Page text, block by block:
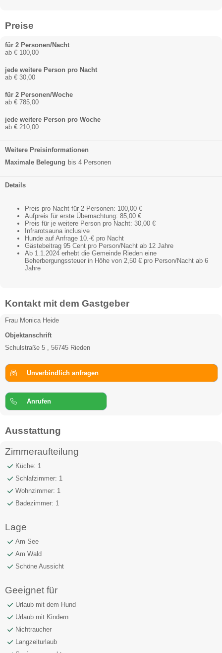
Preise
für 2 Personen/Nacht
ab € 100,00
jede weitere Person pro Nacht
ab € 30,00
für 2 Personen/Woche
ab € 785,00
jede weitere Person pro Woche
ab € 210,00
Weitere Preisinformationen
Maximale Belegung bis 4 Personen
Details
Preis pro Nacht für 2 Personen: 100,00 €
Aufpreis für erste Übernachtung: 85,00 €
Preis für je weitere Person pro Nacht: 30,00 €
Infrarotsauna inclusive
Hunde auf Anfrage 10.-€ pro Nacht
Gästebeitrag 95 Cent pro Person/Nacht ab 12 Jahre
Ab 1.1.2024 erhebt die Gemeinde Rieden eine
Beherbergungssteuer in Höhe von 2,50 € pro Person/Nacht ab 6
Jahre
Kontakt mit dem Gastgeber
Frau Monica Heide
Objektanschrift
Schulstraße 5 , 56745 Rieden
Unverbindlich anfragen
Anrufen
Ausstattung
Zimmeraufteilung
Küche: 1
Schlafzimmer: 1
Wohnzimmer: 1
Badezimmer: 1
Lage
Am See
Am Wald
Schöne Aussicht
Geeignet für
Urlaub mit dem Hund
Urlaub mit Kindern
Nichtraucher
Langzeiturlaub